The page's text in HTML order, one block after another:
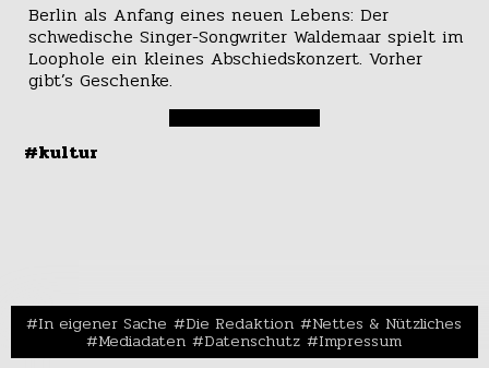
Berlin als Anfang eines neuen Lebens: Der
schwedische Singer-Songwriter Waldemaar spielt im
Loophole ein kleines Abschiedskonzert. Vorher
gibt’s Geschenke.
#kultur
In eigener Sache Die Redaktion Nettes & Nützliches
Mediadaten Datenschutz Impressum